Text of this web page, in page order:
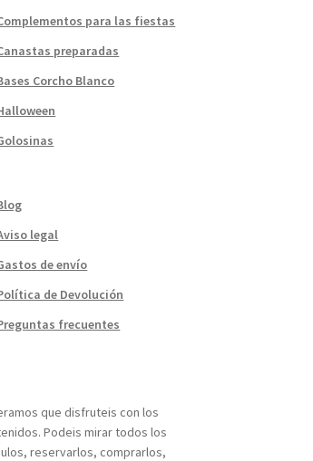
para las fiestas
preparadas
Corcho Blanco
legal
de envío
de Devolución
frecuentes
que disfruteis con los
Podeis mirar todos los
reservarlos, comprarlos,